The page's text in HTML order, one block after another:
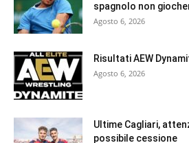
spagnolo non
Agosto 6, 2026
Risultati AEW
Agosto 6, 2026
Ultime Cagliari,
possibile cessione